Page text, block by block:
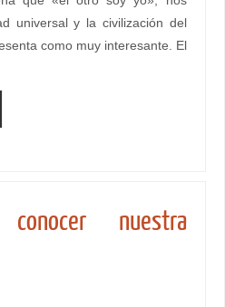
universal y la civilización del
como muy interesante. El
nuestra